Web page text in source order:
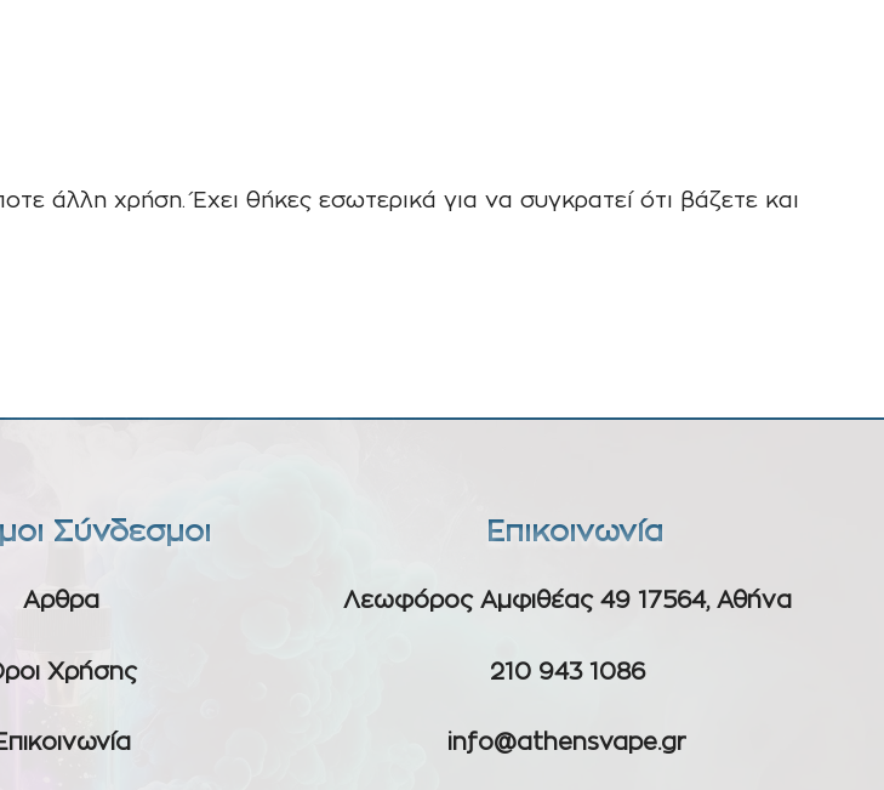
άλλη χρήση. Έχει θήκες εσωτερικά για να συγκρατεί ότι βάζετε και
Σύνδεσμοι
Αρθρα
Χρήσης
Επικοινωνία
Λεωφόρος Αμφιθέας 49 17564, Αθήνα
210 943 1086
info@athensvape.gr